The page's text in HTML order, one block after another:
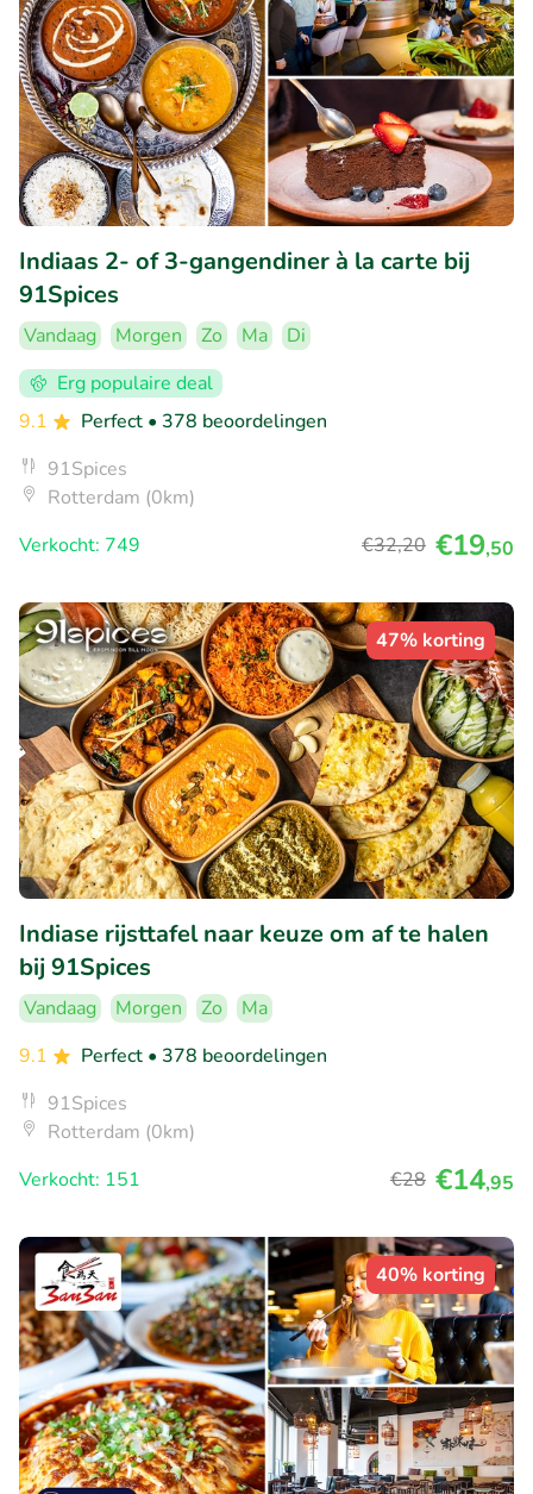
Indiaas 2- of 3-gangendiner à la carte bij
91Spices
Vandaag Morgen Zo Ma
Di
Erg populaire deal
9.1
Perfect • 378 beoordelingen
91Spices
Rotterdam (0km)
Verkocht: 749
€32,20 €19,50
47% korting
Indiase rijsttafel naar keuze om af te halen
bij 91Spices
Vandaag Morgen Zo
Ma
9.1
Perfect • 378 beoordelingen
91Spices
Rotterdam (0km)
Verkocht: 151
€28 €14,95
40% korting